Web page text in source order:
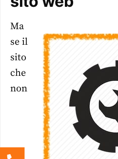
Ma
se il
sito
che
non